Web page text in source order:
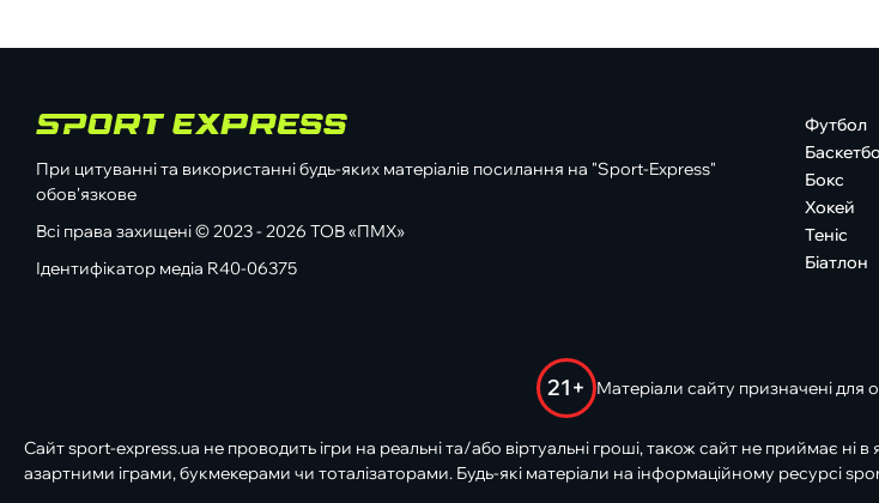
При цитуванні та використанні будь-яких матеріалів посилання на "Sport-Express"
обов'язкове
Всі права захищені © 2023 - 2026 ТОВ «ПМХ»
Ідентифікатор медіа R40-06375
Футбол
Бокс
Хокей
Теніс
Біатлон
21+ Матеріали сайту призначені для
Сайт sport-express.ua не проводить ігри на реальні та/або віртуальні гроші, також сайт не приймає ні
азартними іграми, букмекерами чи тоталізаторами. Будь-які матеріали на інформаційному ресурсі